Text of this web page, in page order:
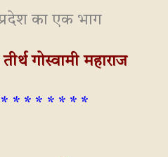
का एक भाग
गोस्वामी महाराज
* * * * * * *